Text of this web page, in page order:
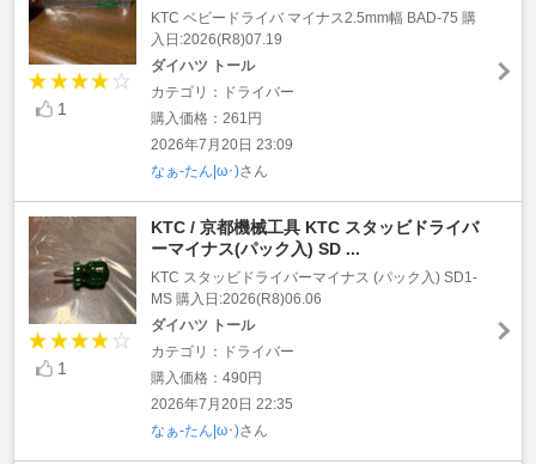
1
KTC ベビードライバ マイナス2.5mm幅 BAD-75 購
入日:2026(R8)07.19
ダイハツ トール
カテゴリ：ドライバー
購入価格：261円
2026年7月20日 23:09
なぁ-たん|ω･)さん
1
KTC / 京都機械工具 KTC スタッビドライバ
ーマイナス(パック入) SD ...
KTC スタッビドライバーマイナス (パック入) SD1-
MS 購入日:2026(R8)06.06
ダイハツ トール
カテゴリ：ドライバー
購入価格：490円
2026年7月20日 22:35
なぁ-たん|ω･)さん